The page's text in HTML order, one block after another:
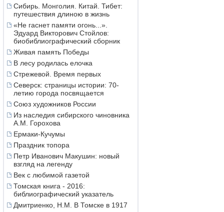
Сибирь. Монголия. Китай. Тибет:
путешествия длиною в жизнь
«Не гаснет памяти огонь...».
Эдуард Викторович Стойлов:
биобиблиографический сборник
Живая память Победы
В лесу родилась елочка
Стрежевой. Время первых
Северск: страницы истории: 70-
летию города посвящается
Союз художников России
Из наследия сибирского чиновника
А.М. Горохова
Ермаки-Кучумы
Праздник топора
Петр Иванович Макушин: новый
взгляд на легенду
Век с любимой газетой
Томская книга - 2016:
библиографический указатель
Дмитриенко, Н.М. В Томске в 1917